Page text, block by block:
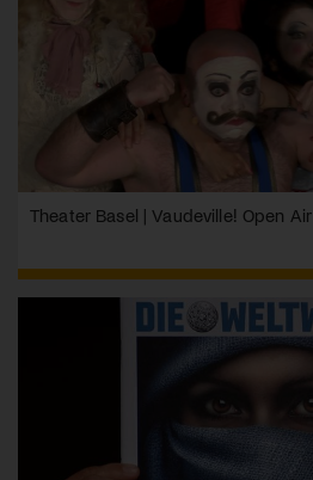
Theater Basel | Vaudeville! Open Air